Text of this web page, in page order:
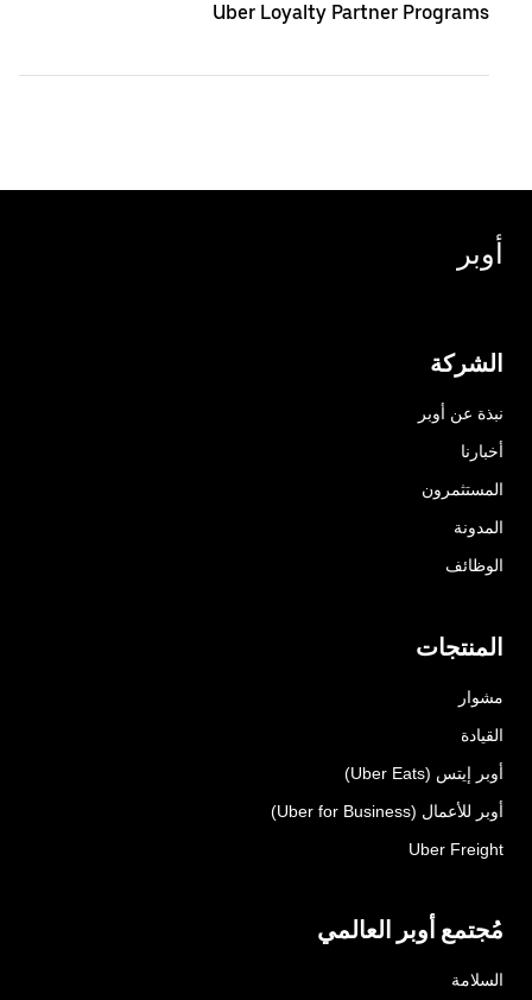
Uber Loyalty Partner Programs
أوبر
الشركة
نبذة عن أوبر
أخبارنا
المستثمرون
المدونة
الوظائف
المنتجات
مشوار
القيادة
أوبر إيتس (Uber Eats)
أوبر للأعمال (Uber for Business)
Uber Freight
مُجتمع أوبر العالمي
السلامة